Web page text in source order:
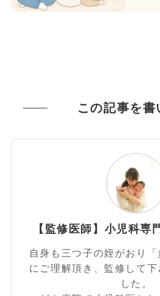
この記事を書
【監修医師】小児科専
自身も三つ子の姪がおり
にご理解頂き、監修して下
した。